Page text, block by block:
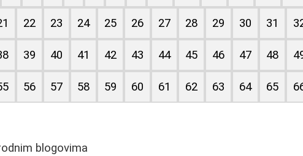
22 23 24 25 26 27 28 29 30 31
39 40 41 42 43 44 45 46 47 48
56 57 58 59 60 61 62 63 64 65
blogovima